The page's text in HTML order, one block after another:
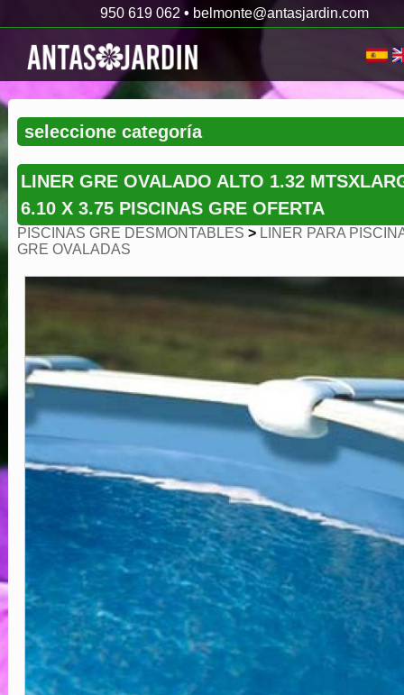
950 619 062 • belmonte@antasjardin.com
LINER GRE OVALADO ALTO 1.32
6.10 X 3.75 PISCINAS GRE OFERTA
PISCINAS GRE DESMONTABLES > LINER PARA
GRE OVALADAS